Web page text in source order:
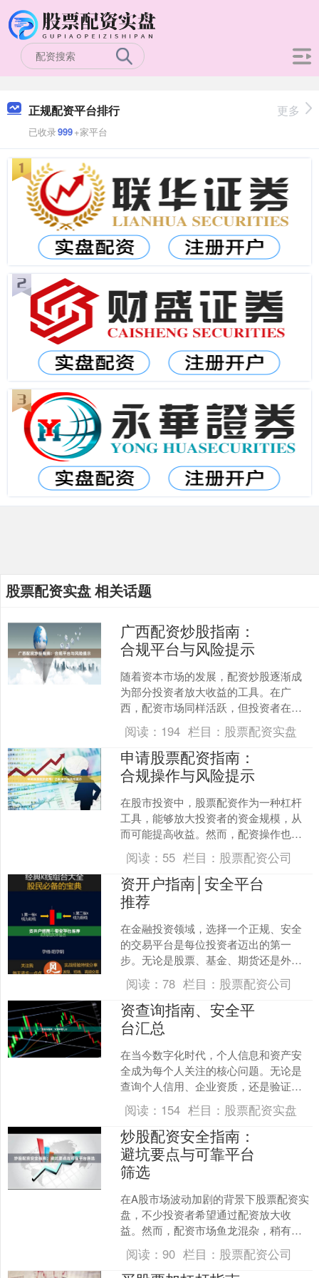
正规配资平台排行
已收录999+家平台
更多
股票配资实盘 相关话题
广西配资炒股指南：
合规平台与风险提示
随着资本市场的发展，配资炒股逐渐成
为部分投资者放大收益的工具。在广
西，配资市场同样活跃，但投资者在寻
求资金杠杆的同时，必须警惕合规性与
潜在风险。本文将为您梳理广....
阅读： 194 栏目： 股票配资实盘
申请股票配资指南：
合规操作与风险提示
在股市投资中，股票配资作为一种杠杆
工具，能够放大投资者的资金规模，从
而可能提高收益。然而，配资操作也伴
随着较高的风险股票配资公司，稍有不
慎可能导致重大损失。本文....
阅读： 55 栏目： 股票配资公司
资开户指南│安全平台
推荐
在金融投资领域，选择一个正规、安全
的交易平台是每位投资者迈出的第一
步。无论是股票、基金、期货还是外
汇，开户流程的规范性与平台的安全性
直接关系到资金安全和投资体验....
阅读：78 栏目： 股票配资公司
资查询指南、安全平
台汇总
在当今数字化时代，个人信息和资产安
全成为每个人关注的核心问题。无论是
查询个人信用、企业资质，还是验证网
络平台的安全性，掌握正确的查询方法
和使用可靠的安全平台至关....
阅读： 154 栏目： 股票配资实盘
炒股配资安全指南：
避坑要点与可靠平台
筛选
在A股市场波动加剧的背景下股票配资实
盘，不少投资者希望通过配资放大收
益。然而，配资市场鱼龙混杂，稍有不
慎便可能陷入资金损失甚至法律风险。
本文将从避坑要点与平台筛....
阅读：90 栏目： 股票配资公司